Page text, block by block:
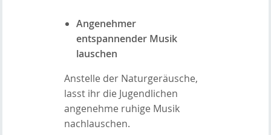
Angenehmer
entspannender Musik
lauschen
Anstelle der Naturgeräusche,
lasst ihr die Jugendlichen
angenehme ruhige Musik
nachlauschen.